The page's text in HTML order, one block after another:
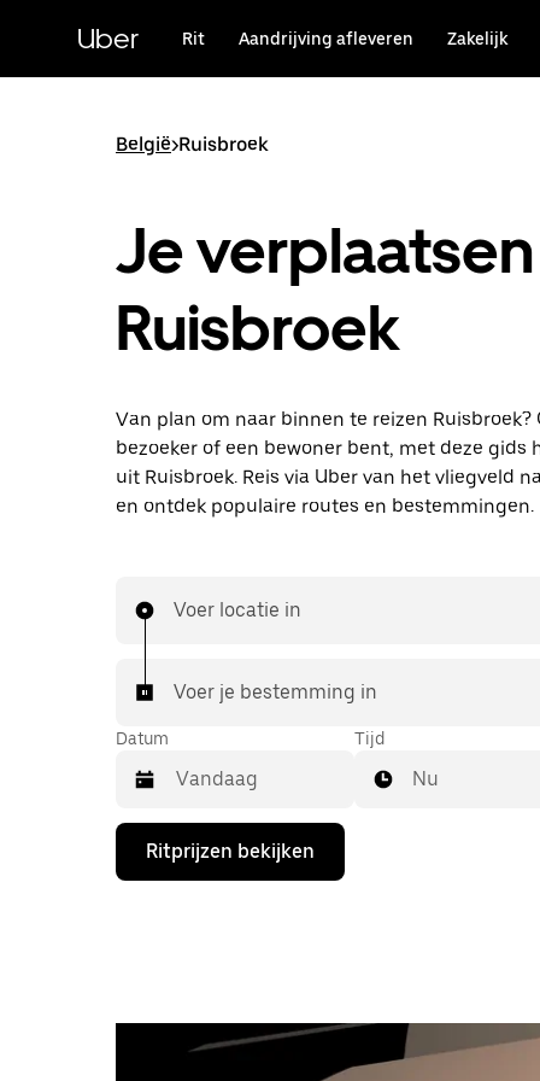
hoofdinhoudUber Rit Aandrijving afleveren Zakelijk
België>Ruisbroek
Je
Ruisbroek
Van plan om naar binnen te reizen Ruisbroek?
bezoeker of een bewoner bent, met deze gids
uit Ruisbroek. Reis via Uber van het vliegveld
en ontdek populaire routes en bestemmingen.
Voer locatie in
Voer je bestemming in
Datum
Druk
de
Tijd
Nu
Ritprijzen bekijken